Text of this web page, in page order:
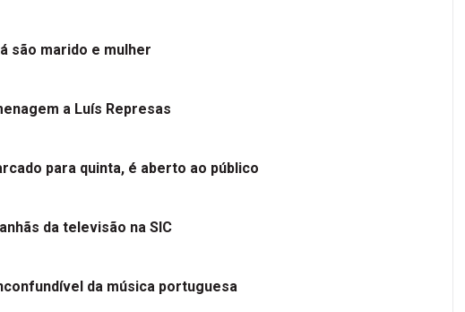
são marido e mulher
a Luís Represas
para quinta, é aberto ao público
da televisão na SIC
da música portuguesa